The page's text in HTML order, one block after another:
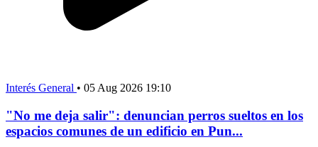
Interés General • 05 Aug 2026 19:10
"No me deja salir": denuncian perros sueltos en los
espacios comunes de un edificio en Pun...